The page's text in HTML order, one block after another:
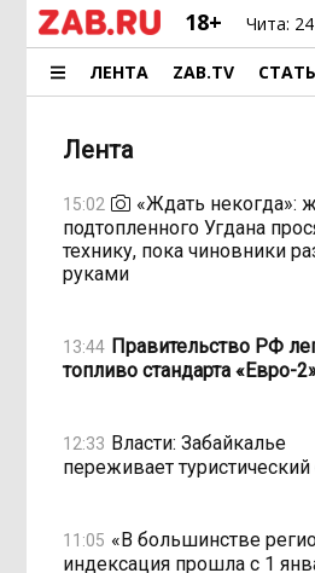
18+ Чита:
ЛЕНТА ZAB.TV
Лента
15:02
«Ждать некогда»:
подтопленного Угдана
технику, пока чиновники
руками
13:44 Правительство РФ
топливо стандарта «Евро-
12:33 Власти: Забайкалье
переживает
11:05 «В большинстве
индексация прошла с 1